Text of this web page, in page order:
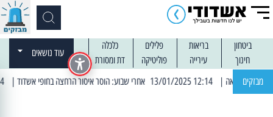
ביטחון בריאות פלילים
כלכלה
חינוך
עירייה פוליטיקה דת ומסורת
עוד נושאים
מבזקים | 12:14 13/01/2025 אחרי שבוע: הוסר איסור הרחצה בחופי אשדוד | 13:04 14/01/2025 עובדים בלילות: עבודות קרצוף וריבוד אספלט